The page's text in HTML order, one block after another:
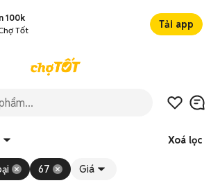
100k
Tốt
Tải app
Xoá lọc
67 Giá